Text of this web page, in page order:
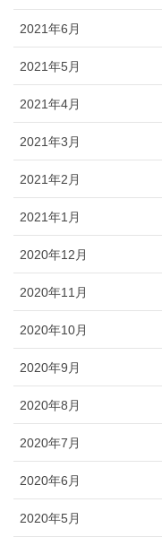
2021年6月
2021年5月
2021年4月
2021年3月
2021年2月
2021年1月
2020年12月
2020年11月
2020年10月
2020年9月
2020年8月
2020年7月
2020年6月
2020年5月